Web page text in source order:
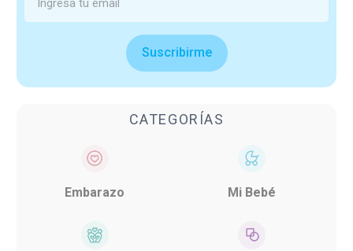
Suscribirme
CATEGORÍAS
Embarazo Mi Bebé